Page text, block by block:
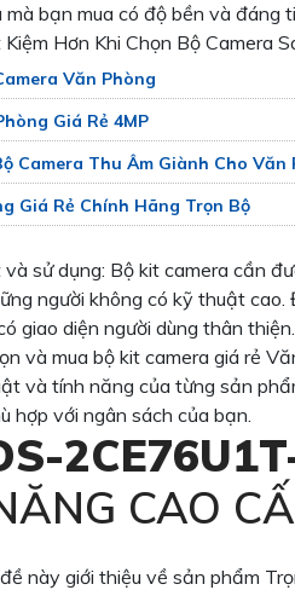
bạn mua có độ bền và đáng
Hơn Khi Chọn Bộ Camera
Văn Phòng
Giá Rẻ 4MP
Camera Thu Âm Giành Cho Văn
Giá Rẻ Chính Hãng Trọn Bộ
sử dụng: Bộ kit camera cần
người không có kỹ thuật
giao diện người dùng thân thiện.
và mua bộ kit camera giá rẻ
và tính năng của từng sản
hợp với ngân sách của bạn.
CAO
này giới thiệu về sản phẩm